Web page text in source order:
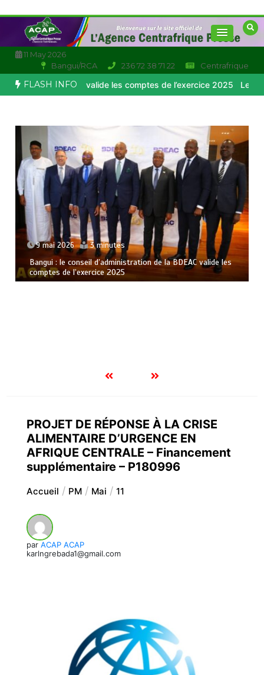
au
contenu
11 May 2026
Bangui/RCA
236 72 38 71 22 Centrafrique
FLASH INFO
valide les comptes de l’exercice 2025 Le Directeur Général de
6 mai 2026 2 minutes
Le Directeur Général de la douane centrafricaine alerte sur
une fausse vente aux enchères en ligne
PROJET DE RÉPONSE À LA CRISE
ALIMENTAIRE D’URGENCE EN
AFRIQUE CENTRALE – Financement
supplémentaire – P180996
Accueil PM Mai 11
par ACAP ACAP
karlngrebada1@gmail.com